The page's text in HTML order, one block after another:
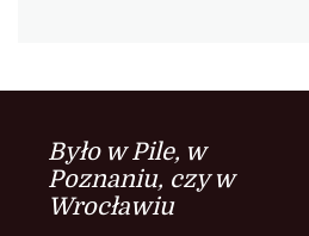
Było w Pile, w
Poznaniu, czy w
Wrocławiu